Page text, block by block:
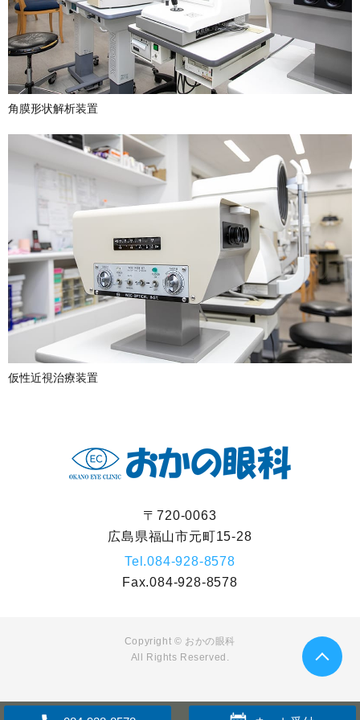
角膜形状解析装置
仮性近視治療装置
〒720-0063
広島県福山市元町15-28
Tel.084-928-8578
Fax.084-928-8578
Copyright © おかの眼科
All Rights Reserved.